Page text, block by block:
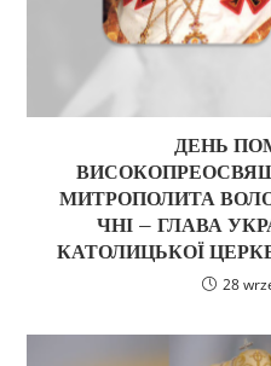
ДЕНЬ
МИТРОПОЛИТА
ЧНІ – ГЛАВА
КАТОЛИЦЬКОЇ
28